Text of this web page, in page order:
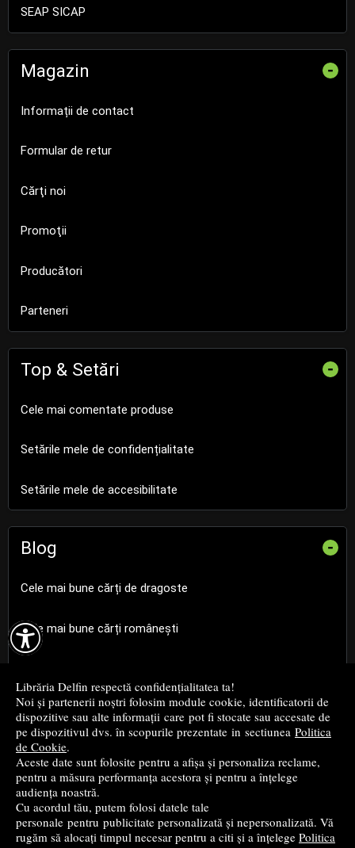

Librăria Delfin respectă confidențialitatea ta!
Noi și partenerii noștri folosim module cookie, identificatorii de
dispozitive sau alte informații care pot fi stocate sau accesate de
pe dispozitivul dvs. în scopurile prezentate in sectiunea Politica
de Cookie.
Aceste date sunt folosite pentru a afișa și personaliza reclame,
pentru a măsura performanța acestora și pentru a înțelege
audiența noastră.
Cu acordul tău, putem folosi datele tale
personale pentru publicitate personalizată și nepersonalizată. Vă
rugăm să alocați timpul necesar pentru a citi și a înțelege Politica
SEAP SICAP
Magazin -
Informații de contact
Formular de retur
Cărţi noi
Promoţii
Producători
Parteneri
Top & Setări -
Cele mai comentate produse
Setările mele de confidențialitate
Setările mele de accesibilitate
Blog -
Cele mai bune cărți de dragoste
Cele mai bune cărți românești
Cele mai bune cărți de istorie
Top cărți beletristică
...toate știrile
© 2004 - 2026 Grup DZC SRL